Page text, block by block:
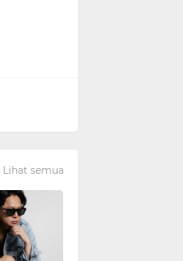
Lihat semua